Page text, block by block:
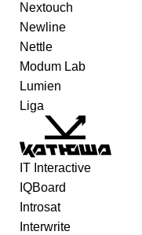
Nextouch
Newline
Nettle
Modum Lab
Lumien
Liga
IT Interactive
IQBoard
Introsat
Interwrite